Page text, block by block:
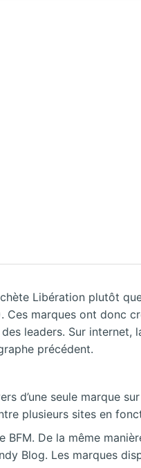
Libération plutôt
marques ont donc
leaders. Sur internet,
précédent.
d’une seule marque
plusieurs sites en
De la même
Blog. Les marques